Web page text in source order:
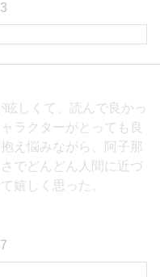
眩しくて、読んで良かっ
ラクターがとっても良
え悩みながら、阿子那
でどんどん人間に近づ
嬉しく思った。